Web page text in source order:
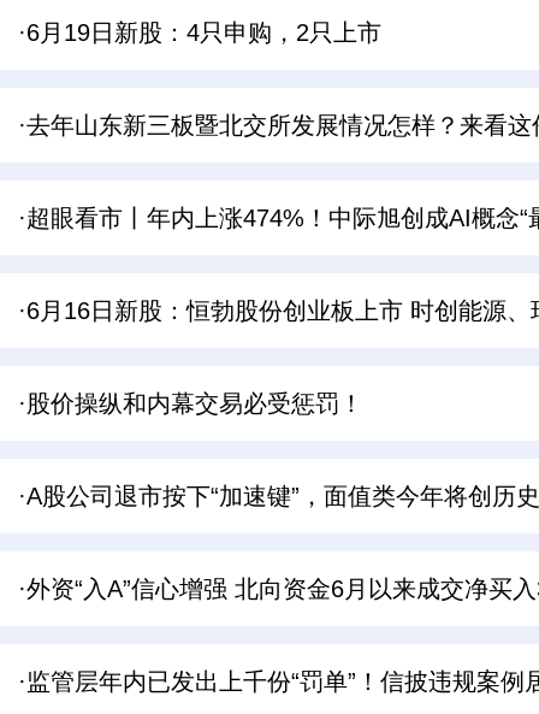
·6月19日新股：4只申购，2只上市
·去年山东新三板暨北交所发展情况怎样？来看
·超眼看市丨年内上涨474%！中际旭创成AI概念“
·6月16日新股：恒勃股份创业板上市 时创能源
·股价操纵和内幕交易必受惩罚！
·A股公司退市按下“加速键”，面值类今年将创历
·外资“入A”信心增强 北向资金6月以来成交净买
·监管层年内已发出上千份“罚单​”！信披违规案例